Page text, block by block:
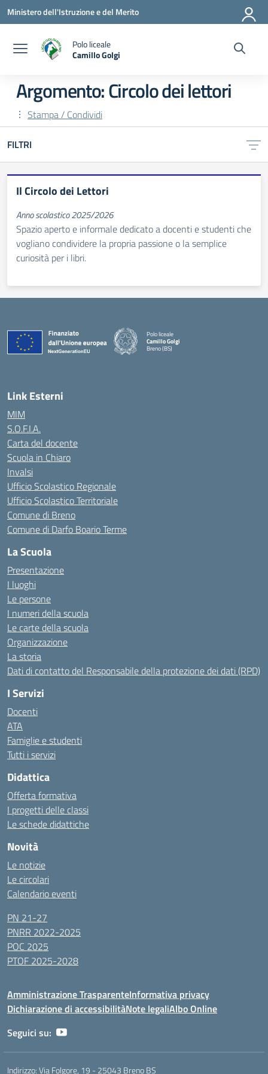
Vai ai contenuti
Vai al menu di navigazione
Vai al footer
Ministero dell'Istruzione e del Merito
Polo liceale
Camillo Golgi
— Visita la pagina iniziale della scuola
Argomento: Circolo dei lettori
Stampa / Condividi
FILTRI
Il Circolo dei Lettori
Anno scolastico 2025/2026
Spazio aperto e informale dedicato a docenti e studenti che
vogliano condividere la propria passione o la semplice
curiosità per i libri.
Polo liceale
Camillo Golgi
Breno (BS)
Link Esterni
MIM
S.O.F.I.A.
Carta del docente
Scuola in Chiaro
Invalsi
Ufficio Scolastico Regionale
Ufficio Scolastico Territoriale
Comune di Breno
Comune di Darfo Boario Terme
La Scuola
Presentazione
I luoghi
Le persone
I numeri della scuola
Le carte della scuola
Organizzazione
La storia
Dati di contatto del Responsabile della protezione dei dati (RPD)
I Servizi
Docenti
ATA
Famiglie e studenti
Tutti i servizi
Didattica
Offerta formativa
I progetti delle classi
Le schede didattiche
Novità
Le notizie
Le circolari
Calendario eventi
PN 21-27
PNRR 2022-2025
POC 2025
PTOF 2025-2028
Amministrazione TrasparenteInformativa privacy
Dichiarazione di accessibilitàNote legaliAlbo Online
Seguici su:
Indirizzo:Via Folgore, 19 - 25043 Breno BS